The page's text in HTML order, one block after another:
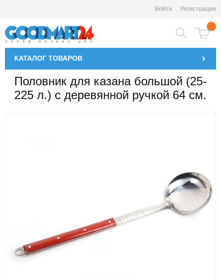
Войти Регистрация
КАТАЛОГ ТОВАРОВ
Половник для казана большой (25-
225 л.) с деревянной ручкой 64 см.